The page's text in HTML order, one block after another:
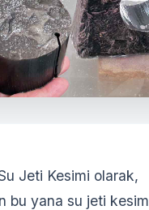
Jeti Kesimi olarak,
bu yana su jeti kesim